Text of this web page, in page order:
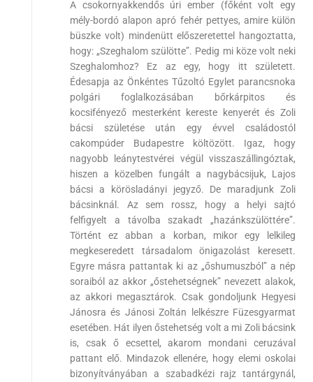
A csokornyakkendős úri ember (főként volt egy
mély-bordó alapon apró fehér pettyes, amire külön
büszke volt) mindenütt előszeretettel hangoztatta,
hogy: „Szeghalom szülötte”. Pedig mi köze volt neki
Szeghalomhoz? Ez az egy, hogy itt született.
Édesapja az Önkéntes Tűzoltó Egylet parancsnoka
polgári foglalkozásában bőrkárpitos és
kocsifényező mesterként kereste kenyerét és Zoli
bácsi születése után egy évvel családostól
cakompúder Budapestre költözött. Igaz, hogy
nagyobb leánytestvérei végül visszaszállingóztak,
hiszen a közelben fungált a nagybácsijuk, Lajos
bácsi a körösladányi jegyző. De maradjunk Zoli
bácsinknál. Az sem rossz, hogy a helyi sajtó
felfigyelt a távolba szakadt „hazánkszülöttére”.
Történt ez abban a korban, mikor egy lelkileg
megkeseredett társadalom önigazolást keresett.
Egyre másra pattantak ki az „őshumuszból” a nép
soraiból az akkor „őstehetségnek” nevezett alakok,
az akkori megasztárok. Csak gondoljunk Hegyesi
Jánosra és Jánosi Zoltán lelkészre Füzesgyarmat
esetében. Hát ilyen őstehetség volt a mi Zoli bácsink
is, csak ő ecsettel, akarom mondani ceruzával
pattant elő. Mindazok ellenére, hogy elemi oskolai
bizonyítványában a szabadkézi rajz tantárgynál,